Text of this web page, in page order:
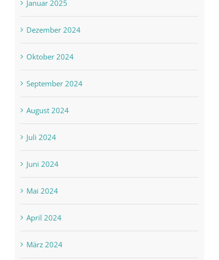
Januar 2025
Dezember 2024
Oktober 2024
September 2024
August 2024
Juli 2024
Juni 2024
Mai 2024
April 2024
März 2024